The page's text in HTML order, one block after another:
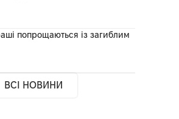
попрощаються із загиблим
ВСІ НОВИНИ